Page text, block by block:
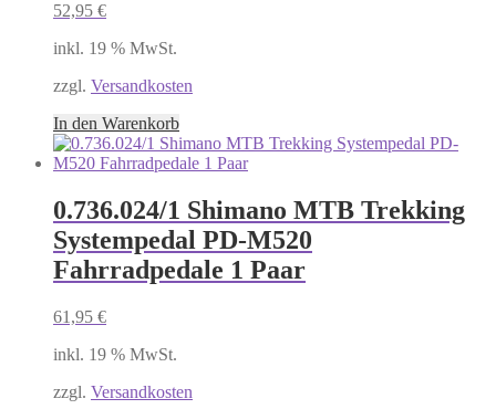
52,95 €
inkl. 19 % MwSt.
zzgl. Versandkosten
In den Warenkorb
0.736.024/1 Shimano MTB Trekking
Systempedal PD-M520
Fahrradpedale 1 Paar
61,95 €
inkl. 19 % MwSt.
zzgl. Versandkosten